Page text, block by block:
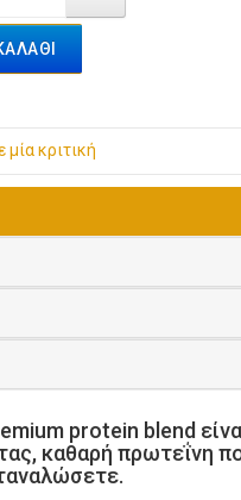
μία κριτική
protein blend
καθαρή πρωτεΐνη